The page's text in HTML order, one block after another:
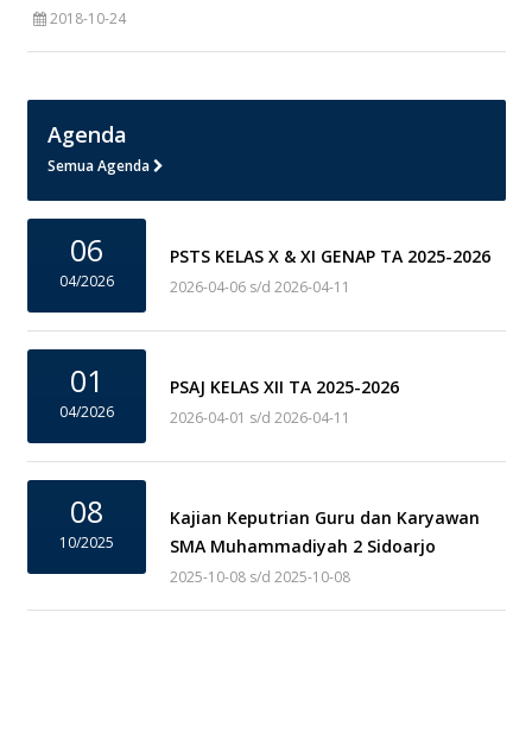
2018-10-24
Agenda
Semua Agenda
06
04/2026
PSTS KELAS X & XI GENAP TA 2025-2026
2026-04-06 s/d 2026-04-11
01
04/2026
PSAJ KELAS XII TA 2025-2026
2026-04-01 s/d 2026-04-11
08
10/2025
Kajian Keputrian Guru dan Karyawan
SMA Muhammadiyah 2 Sidoarjo
2025-10-08 s/d 2025-10-08